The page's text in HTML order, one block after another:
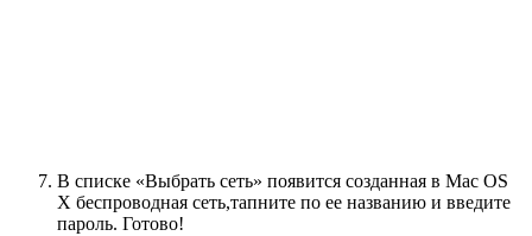
В списке «Выбрать сеть» появится созданная в Mac OS
X беспроводная сеть,тапните по ее названию и введите
пароль. Готово!